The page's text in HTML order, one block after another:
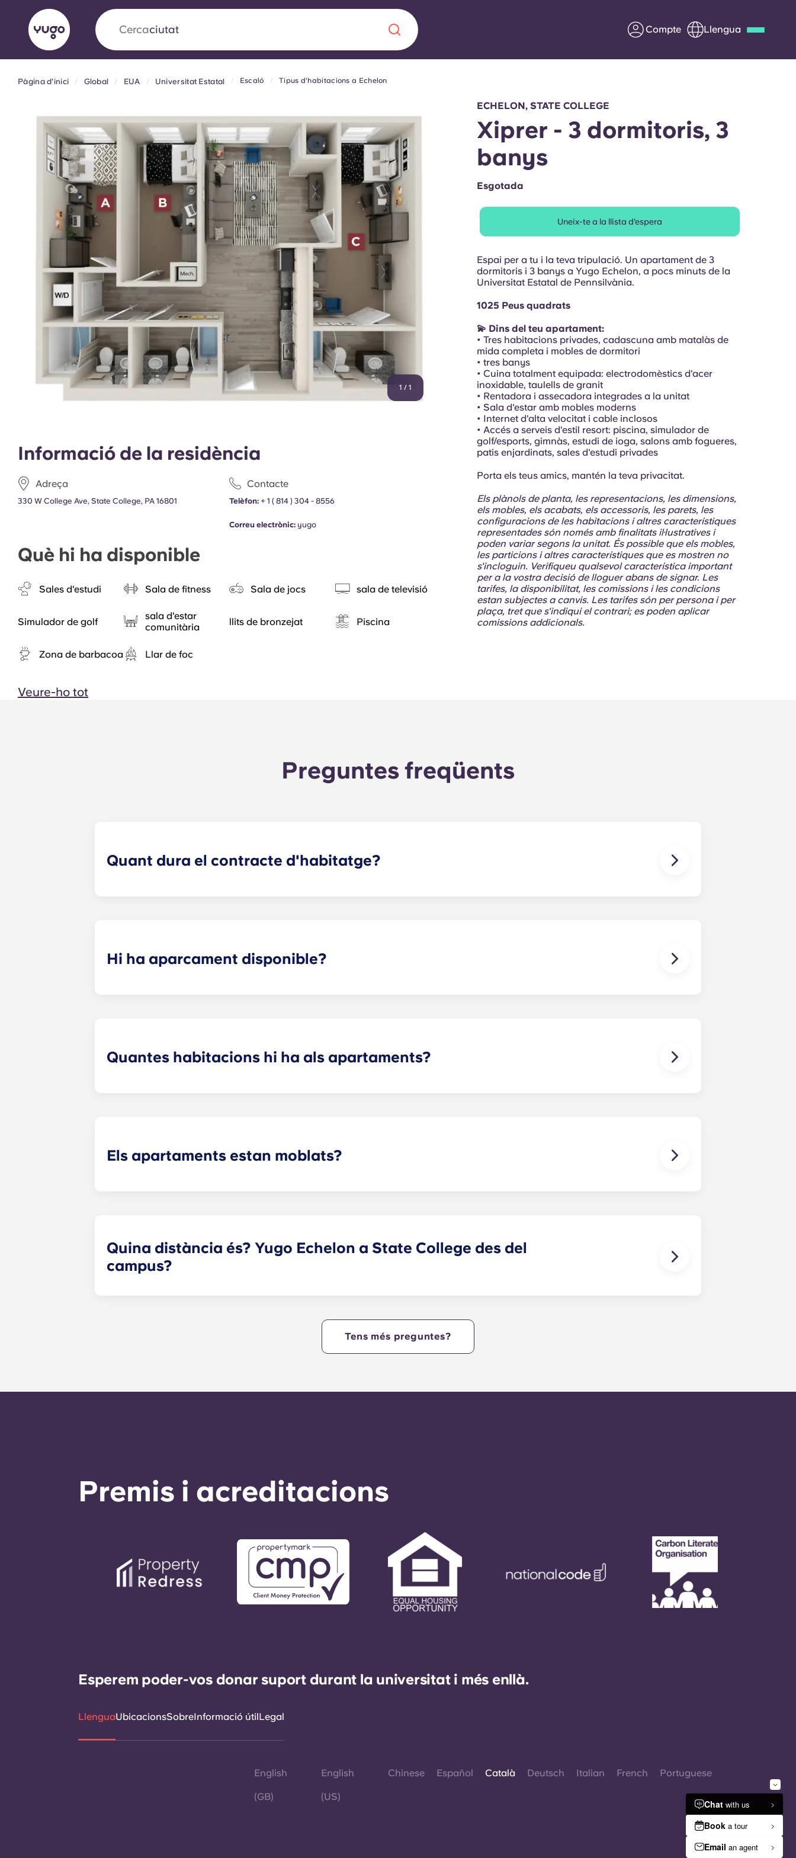
Cercaciutat Compte Llengua
Yugo x VCARB: Impulsant una nova era
en l'habitatge per a estudiants
Yugo La col·laboració pionera de amb VCARB fomenta la
innovació, l'ambició i els moments inoblidables per als estudiants.
Sobre nosaltres
Poseu-vos en contacte
English (GB) English (US) Chinese
Portuguese
Pàgina d'inici Global EUA Universitat Estatal Escaló Tipus d'habitacions a Echelon
1 / 1
Informació de la residència
Adreça
330 W College Ave, State College, PA 16801
Contacte
Telèfon: + 1 ( 814 ) 304 - 8556
Correu electrònic: yugo
Què hi ha disponible
Sales d'estudi Sala de fitness Sala de jocs sala de televisió
Simulador de golf
sala d'estar
comunitària
llits de bronzejat Piscina
Zona de barbacoa Llar de foc
Veure-ho tot
ECHELON, STATE COLLEGE
Xiprer - 3 dormitoris, 3
banys
Esgotada
Uneix-te a la llista d'espera
Espai per a tu i la teva tripulació. Un apartament de 3
dormitoris i 3 banys a Yugo Echelon, a pocs minuts de la
Universitat Estatal de Pennsilvània.
1025 Peus quadrats
💫 Dins del teu apartament:
• Tres habitacions privades, cadascuna amb matalàs de
mida completa i mobles de dormitori
• tres banys
• Cuina totalment equipada: electrodomèstics d'acer
inoxidable, taulells de granit
• Rentadora i assecadora integrades a la unitat
• Sala d'estar amb mobles moderns
• Internet d'alta velocitat i cable inclosos
• Accés a serveis d'estil resort: piscina, simulador de
golf/esports, gimnàs, estudi de ioga, salons amb fogueres,
patis enjardinats, sales d'estudi privades
Porta els teus amics, mantén la teva privacitat.
Els plànols de planta, les representacions, les dimensions,
els mobles, els acabats, els accessoris, les parets, les
configuracions de les habitacions i altres característiques
representades són només amb finalitats il·lustratives i
poden variar segons la unitat. És possible que els mobles,
les particions i altres característiques que es mostren no
s'incloguin. Verifiqueu qualsevol característica important
per a la vostra decisió de lloguer abans de signar. Les
tarifes, la disponibilitat, les comissions i les condicions
estan subjectes a canvis. Les tarifes són per persona i per
plaça, tret que s'indiqui el contrari; es poden aplicar
comissions addicionals.
Preguntes freqüents
Quant dura el contracte d'habitatge?
Hi ha aparcament disponible?
Quantes habitacions hi ha als apartaments?
Els apartaments estan moblats?
Quina distància és? Yugo Echelon a State College des del
campus?
estudiants de Penn State la màxima comoditat, de manera que poden viure als nostres apartaments a State College, PA, i arribar
Tens més preguntes?
Premis i acreditacions
Esperem poder-vos donar suport durant la universitat i més enllà.
LlenguaUbicacionsSobreInformació útilLegal
English
(GB)
English
(US)
Chinese Español Català Deutsch Italian French Portuguese